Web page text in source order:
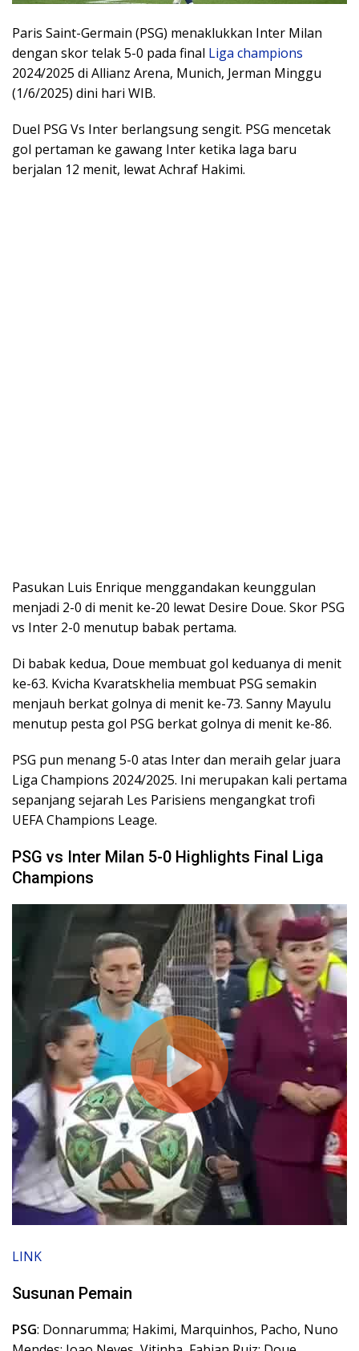
Paris Saint-Germain (PSG) menaklukkan Inter Milan
dengan skor telak 5-0 pada final Liga champions
2024/2025 di Allianz Arena, Munich, Jerman Minggu
(1/6/2025) dini hari WIB.
Duel PSG Vs Inter berlangsung sengit. PSG mencetak
gol pertaman ke gawang Inter ketika laga baru
berjalan 12 menit, lewat Achraf Hakimi.
Pasukan Luis Enrique menggandakan keunggulan
menjadi 2-0 di menit ke-20 lewat Desire Doue. Skor PSG
vs Inter 2-0 menutup babak pertama.
Di babak kedua, Doue membuat gol keduanya di menit
ke-63. Kvicha Kvaratskhelia membuat PSG semakin
menjauh berkat golnya di menit ke-73. Sanny Mayulu
menutup pesta gol PSG berkat golnya di menit ke-86.
PSG pun menang 5-0 atas Inter dan meraih gelar juara
Liga Champions 2024/2025. Ini merupakan kali pertama
sepanjang sejarah Les Parisiens mengangkat trofi
UEFA Champions Leage.
PSG vs Inter Milan 5-0 Highlights Final Liga
Champions
LINK
Susunan Pemain
PSG: Donnarumma; Hakimi, Marquinhos, Pacho, Nuno